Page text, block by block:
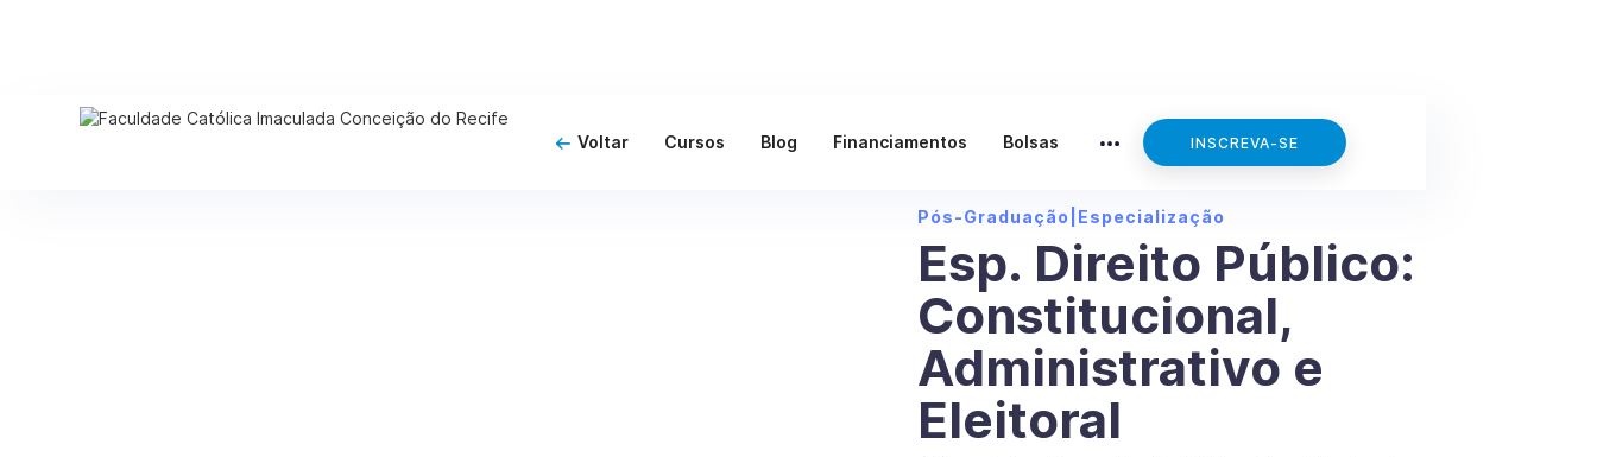
Voltar Cursos Blog Financiamentos Bolsas INSCREVA-SE
Pós-Graduação Especialização
Esp. Direito Público:
Constitucional,
Administrativo e
Eleitoral